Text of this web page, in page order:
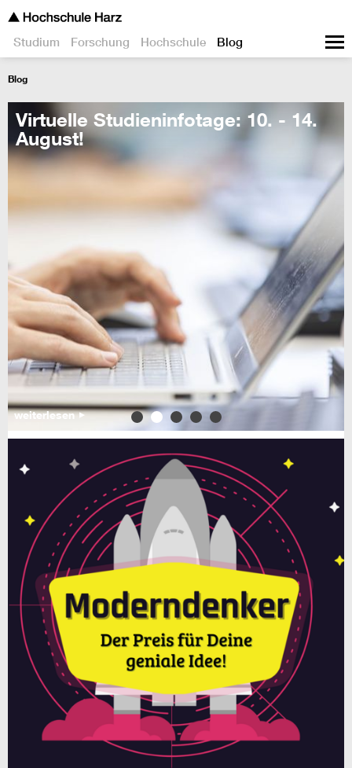
Studium Forschung Hochschule Blog
Blog
Virtuelle Studieninfotage: 10. - 14.
August!
weiterlesen